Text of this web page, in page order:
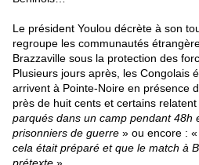
Le président Youlou décrète à son
regroupe les communautés
Brazzaville sous la protection des
Plusieurs jours après, les Congolais
arrivent à Pointe-Noire en présence
près de huit cents et certains relatent
parqués dans un camp pendant 48h
prisonniers de guerre » ou encore : «
cela était préparé et que le match à